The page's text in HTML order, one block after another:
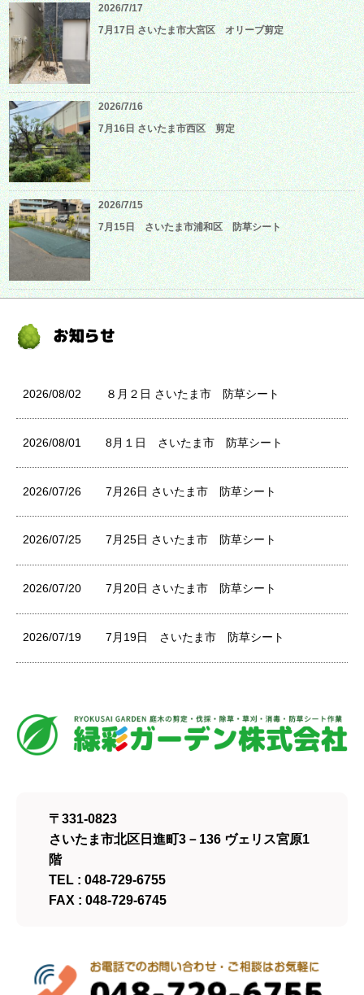
2026/7/17
7月17日 さいたま市大宮区 オリーブ剪定
2026/7/16
7月16日 さいたま市西区 剪定
2026/7/15
7月15日 さいたま市浦和区 防草シート
2026/08/02 ８月２日 さいたま市 防草シート
2026/08/01 8月１日 さいたま市 防草シート
2026/07/26 7月26日 さいたま市 防草シート
2026/07/25 7月25日 さいたま市 防草シート
2026/07/20 7月20日 さいたま市 防草シート
2026/07/19 7月19日 さいたま市 防草シート
〒331-0823
さいたま市北区日進町3－136 ヴェリス宮原1
階
TEL : 048-729-6755
FAX : 048-729-6745